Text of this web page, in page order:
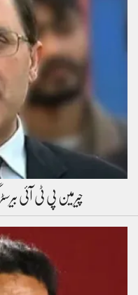
چیرمین پی ٹی آئی